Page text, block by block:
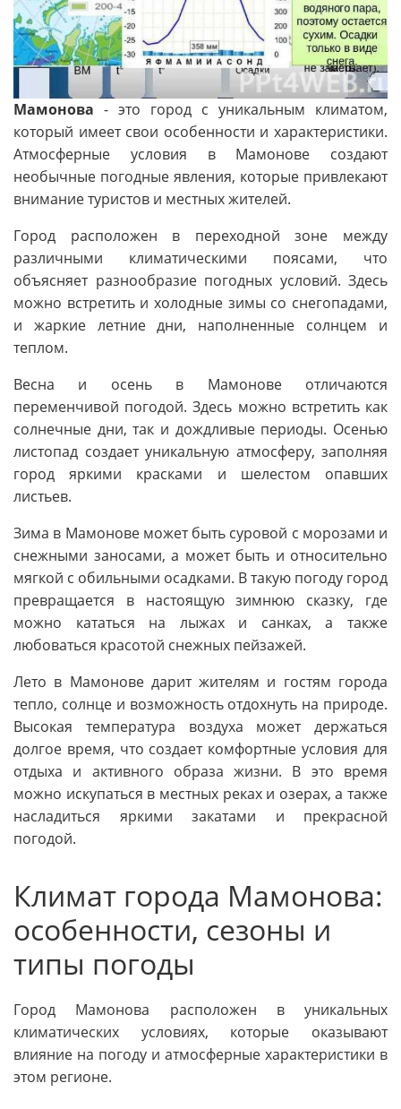
Мамонова - это город с уникальным климатом,
который имеет свои особенности и характеристики.
Атмосферные условия в Мамонове создают
необычные погодные явления, которые привлекают
внимание туристов и местных жителей.
Город расположен в переходной зоне между
различными климатическими поясами, что
объясняет разнообразие погодных условий. Здесь
можно встретить и холодные зимы со снегопадами,
и жаркие летние дни, наполненные солнцем и
теплом.
Весна и осень в Мамонове отличаются
переменчивой погодой. Здесь можно встретить как
солнечные дни, так и дождливые периоды. Осенью
листопад создает уникальную атмосферу, заполняя
город яркими красками и шелестом опавших
листьев.
Зима в Мамонове может быть суровой с морозами и
снежными заносами, а может быть и относительно
мягкой с обильными осадками. В такую погоду город
превращается в настоящую зимнюю сказку, где
можно кататься на лыжах и санках, а также
любоваться красотой снежных пейзажей.
Лето в Мамонове дарит жителям и гостям города
тепло, солнце и возможность отдохнуть на природе.
Высокая температура воздуха может держаться
долгое время, что создает комфортные условия для
отдыха и активного образа жизни. В это время
можно искупаться в местных реках и озерах, а также
насладиться яркими закатами и прекрасной
погодой.
Климат города Мамонова:
особенности, сезоны и
типы погоды
Город Мамонова расположен в уникальных
климатических условиях, которые оказывают
влияние на погоду и атмосферные характеристики в
этом регионе.